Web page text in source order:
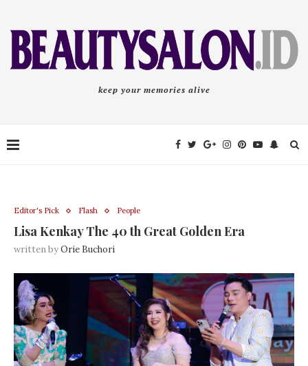
keep your memories alive
Editor's Pick Flash People
Lisa Kenkay The 40 th Great Golden Era
written byOrie Buchori